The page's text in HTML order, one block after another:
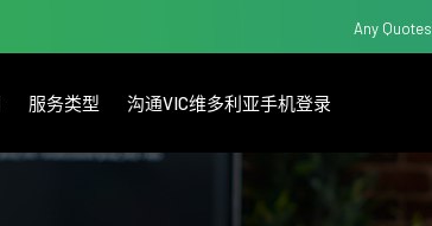
Any Quotes
服务类型 沟通VIC维多利亚手机登录